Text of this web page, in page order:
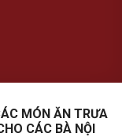
MÓN ĂN TRƯA
CÁC BÀ NỘI